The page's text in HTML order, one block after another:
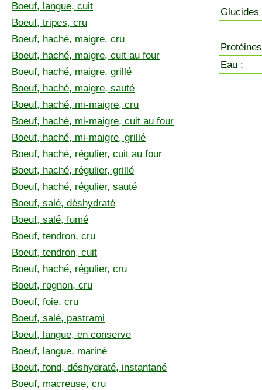
Boeuf, langue, cuit
Boeuf, tripes, cru
Boeuf, haché, maigre, cru
Boeuf, haché, maigre, cuit au four
Boeuf, haché, maigre, grillé
Boeuf, haché, maigre, sauté
Boeuf, haché, mi-maigre, cru
Boeuf, haché, mi-maigre, cuit au four
Boeuf, haché, mi-maigre, grillé
Boeuf, haché, régulier, cuit au four
Boeuf, haché, régulier, grillé
Boeuf, haché, régulier, sauté
Boeuf, salé, déshydraté
Boeuf, salé, fumé
Boeuf, tendron, cru
Boeuf, tendron, cuit
Boeuf, haché, régulier, cru
Boeuf, rognon, cru
Boeuf, foie, cru
Boeuf, salé, pastrami
Boeuf, langue, en conserve
Boeuf, langue, mariné
Boeuf, fond, déshydraté, instantané
Boeuf, macreuse, cru
Glucides
Eau :